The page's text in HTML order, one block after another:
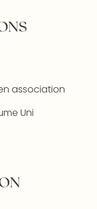
association
Uni